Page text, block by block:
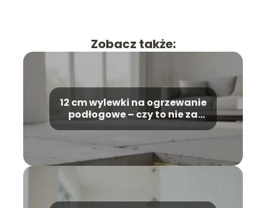
Zobacz także:
12 cm wylewki na ogrzewanie
podłogowe – czy to nie za